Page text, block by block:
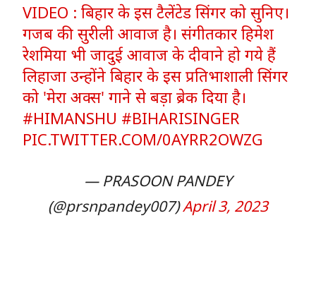
VIDEO : बिहार के इस टैलेंटेड सिंगर को सुनिए।
गजब की सुरीली आवाज है। संगीतकार हिमेश
रेशमिया भी जादुई आवाज के दीवाने हो गये हैं
लिहाजा उन्होंने बिहार के इस प्रतिभाशाली सिंगर
को 'मेरा अक्स' गाने से बड़ा ब्रेक दिया है।
#HIMANSHU #BIHARISINGER
PIC.TWITTER.COM/0AYRR2OWZG
— PRASOON PANDEY
(@prsnpandey007)April 3, 2023